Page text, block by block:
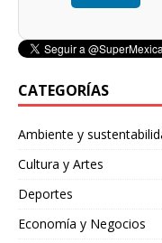
CATEGORÍAS
Ambiente y
Cultura y Artes
Deportes
Economía y Negocios